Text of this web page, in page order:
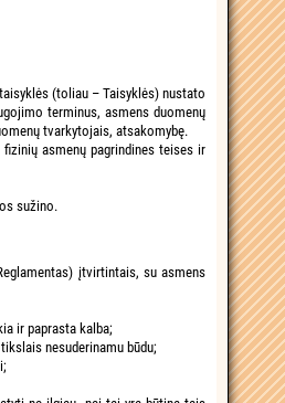
(toliau – Taisyklės) nustato
terminus, asmens duomenų
tvarkytojais, atsakomybę.
asmenų pagrindines teises ir
sužino.
įtvirtintais, su asmens
ir paprasta kalba;
nesuderinamu būdu;